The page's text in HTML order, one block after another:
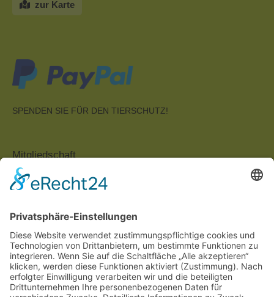
zur Karte
SPENDEN SIE FÜR DEN TIERSCHUTZ!
Mitgliedschaft